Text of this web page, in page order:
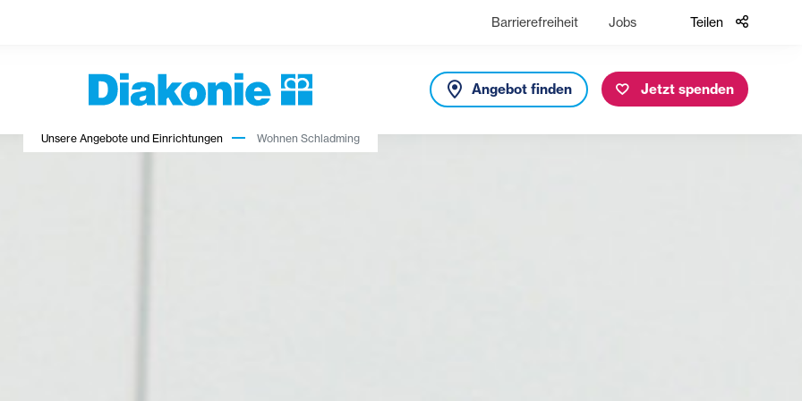
Barrierefreiheit Jobs Teilen
Angebot finden Jetzt spenden
Unsere Angebote und Einrichtungen Wohnen Schladming